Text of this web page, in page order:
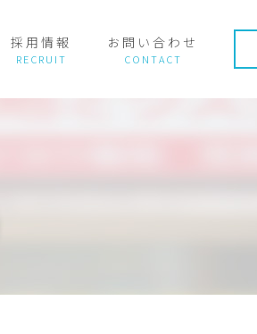
採用情報 お問い合わせ